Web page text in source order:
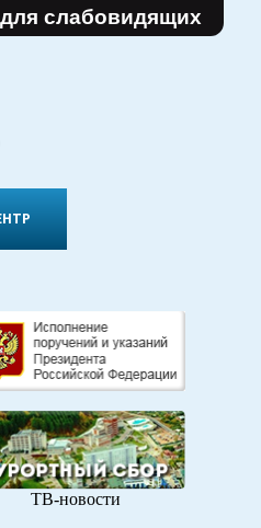
слабовидящих
ТВ-новости